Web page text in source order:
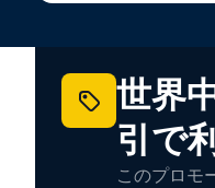
世界
引で
このプロモ